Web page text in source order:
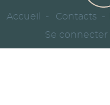
Accueil Contacts
Se connecter